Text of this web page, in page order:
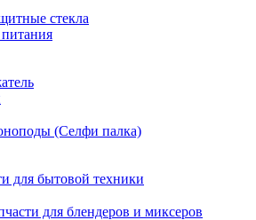
стекла
(Селфи палка)
для бытовой техники
для блендеров и миксеров